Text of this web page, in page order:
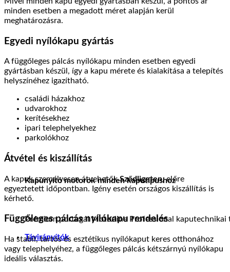
Kapunyitó motorok minden kaputípushoz
Prémium portugál Motorline Professional kaputechnikai
Távirányítók
minden esetben a megadott méret alapján kerül
meghatározásra.
Egyedi nyílókapu gyártás
A függőleges pálcás nyílókapu minden esetben egyedi
gyártásban készül, így a kapu mérete és kialakítása a telepítés
helyszínéhez igazítható.
családi házakhoz
udvarokhoz
kerítésekhez
ipari telephelyekhez
parkolókhoz
Átvétel és kiszállítás
A kapuk személyesen átvehetőkSződligeten, előre
egyeztetett időpontban. Igény esetén országos kiszállítás is
kérhető.
Függőleges pálcás nyílókapu rendelés
Ha stabil, tartós és esztétikus nyílókaput keres otthonához
vagy telephelyéhez, a függőleges pálcás kétszárnyú nyílókapu
ideális választás.